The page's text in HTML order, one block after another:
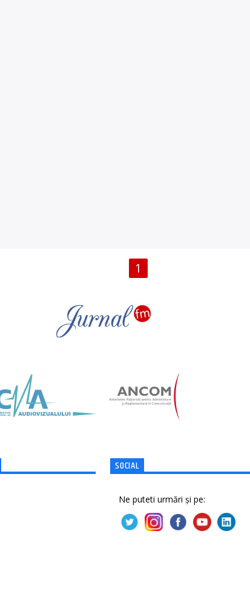
1
SOCIAL
Ne puteti urmări și pe: